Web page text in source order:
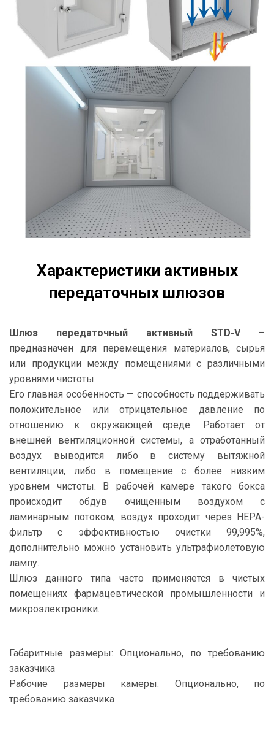
Характеристики активных
передаточных шлюзов
Шлюз передаточный активный STD-V–
предназначен для перемещения материалов, сырья
или продукции между помещениями с различными
уровнями чистоты.
Его главная особенность — способность поддерживать
положительное или отрицательное давление по
отношению к окружающей среде. Работает от
внешней вентиляционной системы, а отработанный
воздух выводится либо в систему вытяжной
вентиляции, либо в помещение с более низким
уровнем чистоты. В рабочей камере такого бокса
происходит обдув очищенным воздухом с
ламинарным потоком, воздух проходит через НEPA-
фильтр с эффективностью очистки 99,995%,
дополнительно можно установить ультрафиолетовую
лампу.
Шлюз данного типа часто применяется в чистых
помещениях фармацевтической промышленности и
микроэлектроники.
Габаритные размеры: Опционально, по требованию
заказчика
Рабочие размеры камеры: Опционально, по
требованию заказчика